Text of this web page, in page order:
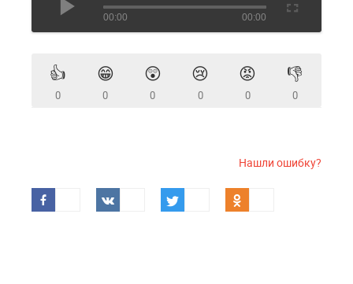
00:00 00:00
👍
0
😁
0
😲
0
😢
0
😡
0
👎
0
Нашли ошибку?